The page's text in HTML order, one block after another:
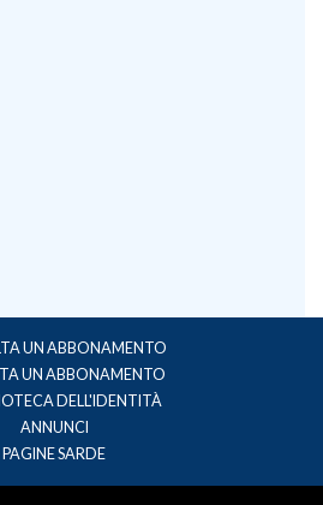
UN ABBONAMENTO
UN ABBONAMENTO
DELL'IDENTITÀ
ANNUNCI
PAGINE SARDE